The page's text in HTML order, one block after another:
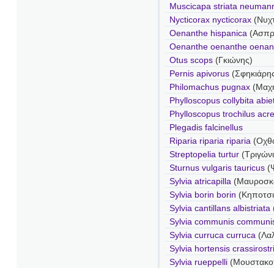
Muscicapa striata
Nycticorax nycticorax
Oenanthe hispanica
Oenanthe oenanthe
Otus scops (Γκιώνης)
Pernis apivorus
Philomachus pugnax
Phylloscopus collybita
Phylloscopus trochilus
Plegadis falcinellus
Riparia riparia riparia
Streptopelia turtur
Sturnus vulgaris tauricus
Sylvia atricapilla
Sylvia borin borin
Sylvia cantillans albistriata
Sylvia communis
Sylvia curruca curruca
Sylvia hortensis
Sylvia rueppelli